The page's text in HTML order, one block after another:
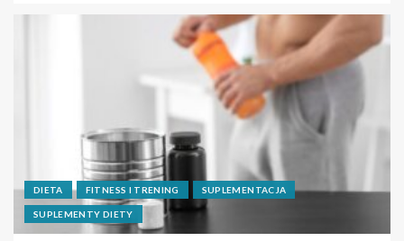
DIETA FITNESS I TRENING SUPLEMENTACJA
SUPLEMENTY DIETY